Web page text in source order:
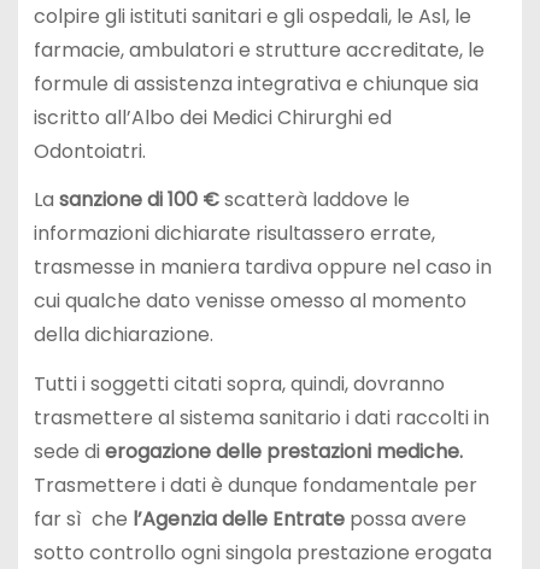
colpire gli istituti sanitari e gli ospedali, le Asl, le
farmacie, ambulatori e strutture accreditate, le
formule di assistenza integrativa e chiunque sia
iscritto all’Albo dei Medici Chirurghi ed
Odontoiatri.
La sanzione di 100 €scatterà laddove le
informazioni dichiarate risultassero errate,
trasmesse in maniera tardiva oppure nel caso in
cui qualche dato venisse omesso al momento
della dichiarazione.
Tutti i soggetti citati sopra, quindi, dovranno
trasmettere al sistema sanitario i dati raccolti in
sede dierogazione delle prestazioni mediche.
Trasmettere i dati è dunque fondamentale per
far sì che l’Agenzia delle Entratepossa avere
sotto controllo ogni singola prestazione erogata